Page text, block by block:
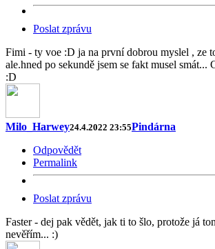
Poslat zprávu
Fimi - ty voe :D ja na první dobrou myslel , ze
ale.hned po sekundě jsem se fakt musel smát...
:D
Milo_Harwey24.4.2022 23:55Pindárna
Odpovědět
Permalink
Poslat zprávu
Faster - dej pak vědět, jak ti to šlo, protože já
nevěřím... :)